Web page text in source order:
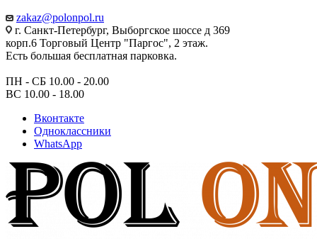
zakaz@polonpol.ru
г. Санкт-Петербург, Выборгское шоссе д 369
корп.6 Торговый Центр "Паргос", 2 этаж.
Есть большая бесплатная парковка.
ПН - СБ 10.00 - 20.00
ВС 10.00 - 18.00
Вконтакте
Одноклассники
WhatsApp